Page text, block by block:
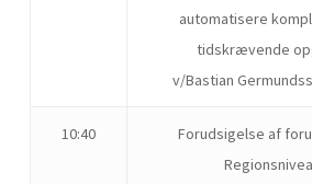
automatisere
tidskrævende
v/Bastian
10:40
Forudsigelse af